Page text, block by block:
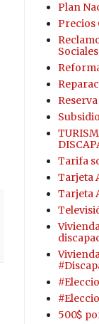
Plan
Precios
Sociales
Tarifa
Tarjeta
Tarjeta
500$